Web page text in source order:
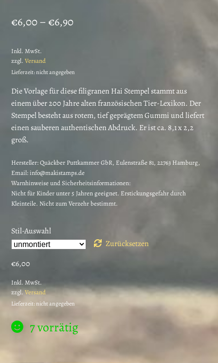
€6,00–€6,90Preisspanne:
€6,90
Inkl. MwSt.
zzgl. Versand
Lieferzeit: nicht angegeben
Die Vorlage für diese filigranen Hai Stempel stammt aus
einem über 200 Jahre alten französischen Tier-Lexikon. Der
Stempel besteht aus rotem, tief geprägtem Gummi und liefert
einen sauberen authentischen Abdruck. Er ist ca. 8,1 x 2,2
groß.
Hersteller:Quäckber Puttkammer GbR, Eulenstraße 81, 22763 Hamburg,
Email: info@makistamps.de
Warnhinweise und Sicherheitsinformationen:
Nicht für Kinder unter 5 Jahren geeignet. Erstickungsgefahr durch
Kleinteile. Nicht zum Verzehr bestimmt.
Stil-Auswahl
Zurücksetzen
€6,00
Inkl. MwSt.
zzgl.Versand
Lieferzeit: nicht angegeben
7 vorrätig